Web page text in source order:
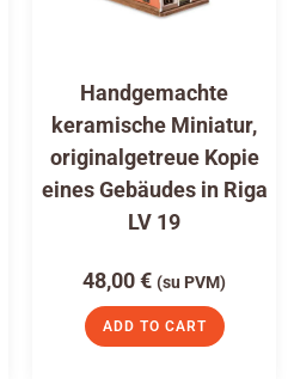
Handgemachte
keramische Miniatur,
originalgetreue Kopie
eines Gebäudes in Riga
LV 19
48,00€ (su PVM)
ADD TO CART